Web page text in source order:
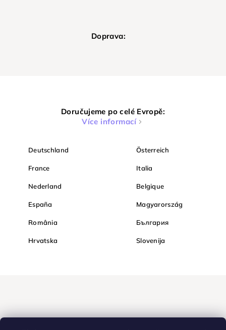
Doprava:
Doručujeme po celé Evropě:
Více informací
Deutschland Österreich
France Italia
Nederland Belgique
España Magyarország
România България
Hrvatska Slovenija